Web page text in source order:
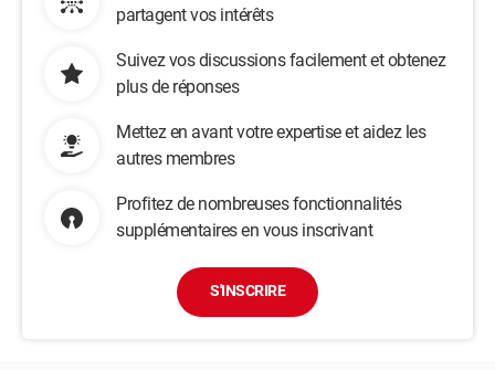
partagent vos intérêts
Suivez vos discussions facilement et obtenez
plus de réponses
Mettez en avant votre expertise et aidez les
autres membres
Profitez de nombreuses fonctionnalités
supplémentaires en vous inscrivant
S'INSCRIRE